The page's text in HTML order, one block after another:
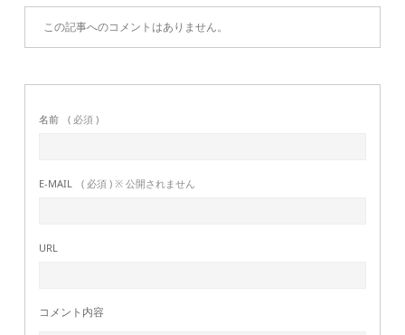
この記事へのコメントはありません。
名前 ( 必須 )
E-MAIL ( 必須 ) ※ 公開されません
URL
コメント内容